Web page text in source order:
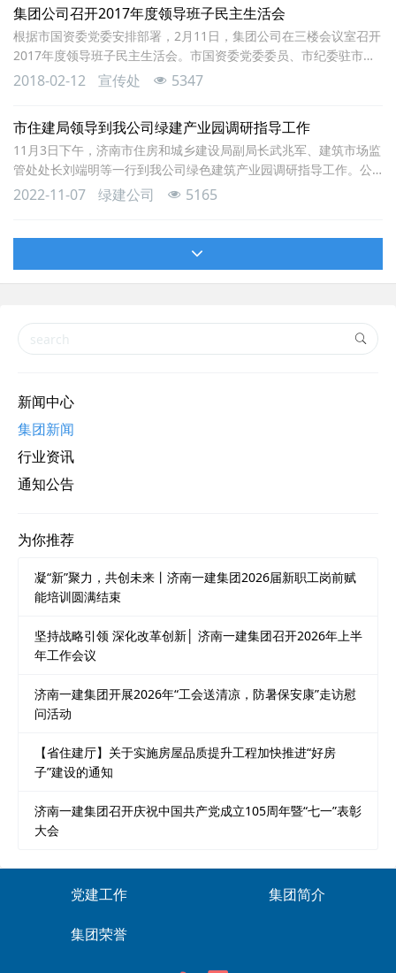
有关单位负责人陪同调研。调研组实地查看了我公司所属绿色建筑
产业有限公司铝模爬架智能生产车间和综合办公楼、2#智
集团公司召开2017年度领导班子民主生活会
根据市国资委党委安排部署，2月11日，集团公司在三楼会议室召开
2017年度领导班子民主生活会。市国资委党委委员、市纪委驻市国
资委纪检组组长芦青同志，市国资委企业领导人员管理处调研员张
以认真学习领会习近平新时代中国特色社会主义思想，坚定维护以
习近平同志为核心的党中央权威和集
2018-02-12 宣传处 5347
市住建局领导到我公司绿建产业园调研指导工作
11月3日下午，济南市住房和城乡建设局副局长武兆军、建筑市场监
管处处长刘端明等一行到我公司绿色建筑产业园调研指导工作。公
司党委书记、董事长赵庆民，董事、副总经理董立刚、王红心等陪
经理方勇汇报了我公司在济南市智能建造产业基地建设、济南市“新
城建”试点建设、建筑机器人研发以及绿建产业园的
2022-11-07 绿建公司 5165
新闻中心
集团新闻
行业资讯
通知公告
为你推荐
凝“新”聚力，共创未来丨济南一建集团2026届新职工岗前赋
能培训圆满结束
坚持战略引领 深化改革创新│ 济南一建集团召开2026年上半
年工作会议
济南一建集团开展2026年“工会送清凉，防暑保安康”走访慰
问活动
【省住建厅】关于实施房屋品质提升工程加快推进“好房
子”建设的通知
济南一建集团召开庆祝中国共产党成立105周年暨“七一”表彰
大会
党建工作 集团简介
集团荣誉